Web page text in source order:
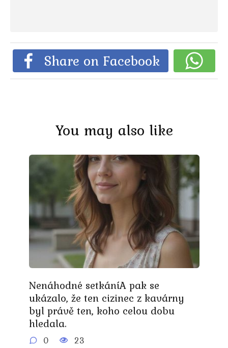
Share on Facebook
You may also like
Nenáhodné setkáníA pak se
ukázalo, že ten cizinec z kavárny
byl právě ten, koho celou dobu
hledala.
0 23